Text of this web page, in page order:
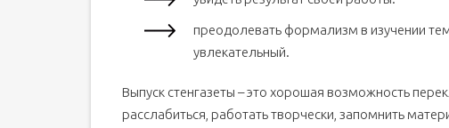
преодолевать формализм в изучении
увлекательный.
Выпуск стенгазеты – это хорошая возможность
расслабиться, работать творчески, запомнить